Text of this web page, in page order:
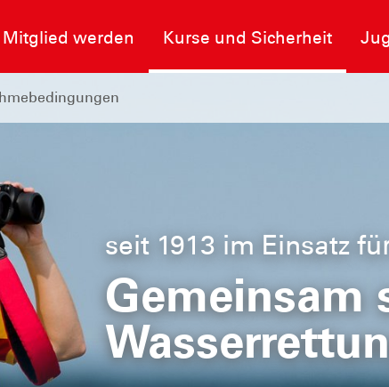
Mitglied werden Kurse und Sicherheit
seit 1913 im Einsatz
Gemeinsam
im